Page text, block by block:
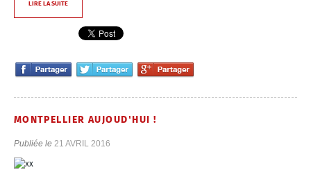
LIRE LA SUITE
MONTPELLIER AUJOUD'HUI !
Publiée le 21 AVRIL 2016